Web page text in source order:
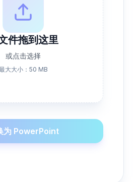
件拖到这里
或点击选择
大大小：50 MB
为 PowerPoint